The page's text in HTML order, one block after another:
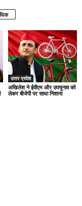
उत्तर प्रदेश
अखिलेश ने ईवीएम और उपचुनाव को
लेकर बीजेपी पर साधा निशाना